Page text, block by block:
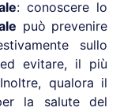
: conoscere lo
può prevenire
sullo
evitare, il più
qualora il
la salute del